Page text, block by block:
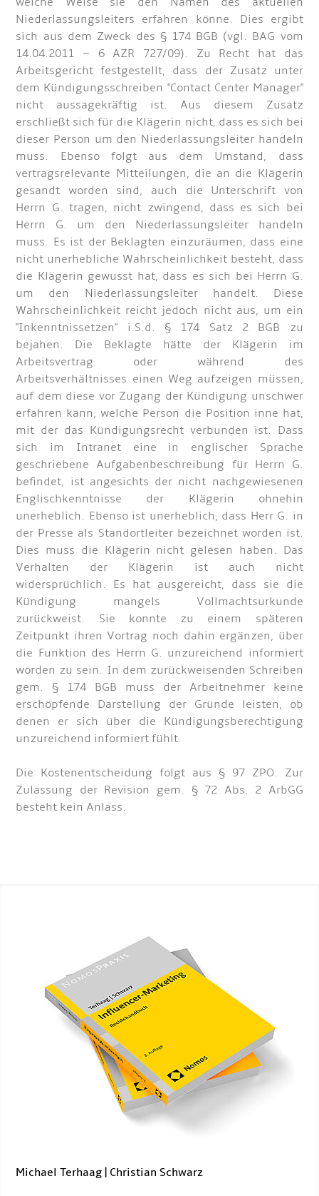
Niederlassungsleiters erfahren könne. Dies ergibt
sich aus dem Zweck des § 174 BGB (vgl. BAG vom
14.04.2011 – 6 AZR 727/09). Zu Recht hat das
Arbeitsgericht festgestellt, dass der Zusatz unter
dem Kündigungsschreiben "Contact Center Manager"
nicht aussagekräftig ist. Aus diesem Zusatz
erschließt sich für die Klägerin nicht, dass es sich bei
dieser Person um den Niederlassungsleiter handeln
muss. Ebenso folgt aus dem Umstand, dass
vertragsrelevante Mitteilungen, die an die Klägerin
gesandt worden sind, auch die Unterschrift von
Herrn G. tragen, nicht zwingend, dass es sich bei
Herrn G. um den Niederlassungsleiter handeln
muss. Es ist der Beklagten einzuräumen, dass eine
nicht unerhebliche Wahrscheinlichkeit besteht, dass
die Klägerin gewusst hat, dass es sich bei Herrn G.
um den Niederlassungsleiter handelt. Diese
Wahrscheinlichkeit reicht jedoch nicht aus, um ein
"Inkenntnissetzen" i.S.d. § 174 Satz 2 BGB zu
bejahen. Die Beklagte hätte der Klägerin im
Arbeitsvertrag oder während des
Arbeitsverhältnisses einen Weg aufzeigen müssen,
auf dem diese vor Zugang der Kündigung unschwer
erfahren kann, welche Person die Position inne hat,
mit der das Kündigungsrecht verbunden ist. Dass
sich im Intranet eine in englischer Sprache
geschriebene Aufgabenbeschreibung für Herrn G.
befindet, ist angesichts der nicht nachgewiesenen
Englischkenntnisse der Klägerin ohnehin
unerheblich. Ebenso ist unerheblich, dass Herr G. in
der Presse als Standortleiter bezeichnet worden ist.
Dies muss die Klägerin nicht gelesen haben. Das
Verhalten der Klägerin ist auch nicht
widersprüchlich. Es hat ausgereicht, dass sie die
Kündigung mangels Vollmachtsurkunde
zurückweist. Sie konnte zu einem späteren
Zeitpunkt ihren Vortrag noch dahin ergänzen, über
die Funktion des Herrn G. unzureichend informiert
worden zu sein. In dem zurückweisenden Schreiben
gem. § 174 BGB muss der Arbeitnehmer keine
erschöpfende Darstellung der Gründe leisten, ob
denen er sich über die Kündigungsberechtigung
unzureichend informiert fühlt.
Die Kostenentscheidung folgt aus § 97 ZPO. Zur
Zulassung der Revision gem. § 72 Abs. 2 ArbGG
besteht kein Anlass.
Michael Terhaag | Christian Schwarz